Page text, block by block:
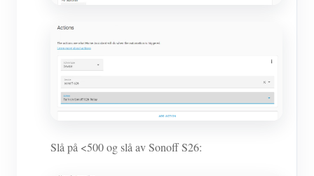
Slå på <500 og slå av Sonoff S26: